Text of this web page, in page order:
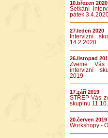
10.březen 2020
Setkání
pátek
27.leden 2020
Intervizní
14.2.2020
26.listopad
Zveme
intervizní
2019
17.září 2019
STŘEP Vás
skupinu
20.červen 2019
Workshopy -